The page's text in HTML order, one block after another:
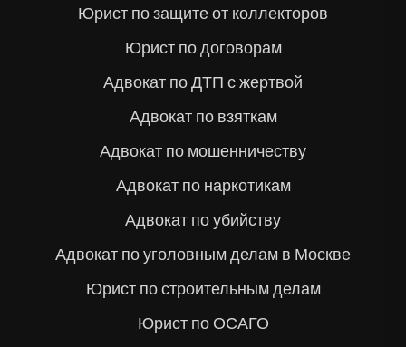
Юрист по защите от коллекторов
Юрист по договорам
Адвокат по ДТП с жертвой
Адвокат по взяткам
Адвокат по мошенничеству
Адвокат по наркотикам
Адвокат по убийству
Адвокат по уголовным делам в Москве
Юрист по строительным делам
Юрист по ОСАГО